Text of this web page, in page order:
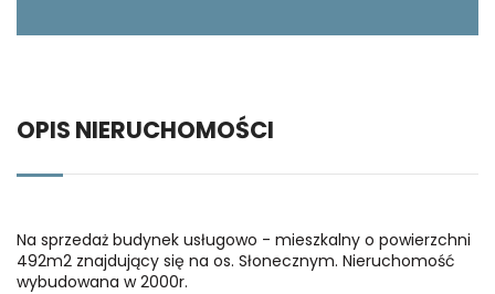
OPIS NIERUCHOMOŚCI
Na sprzedaż budynek usługowo - mieszkalny o powierzchni
492m2 znajdujący się na os. Słonecznym. Nieruchomość
wybudowana w 2000r.